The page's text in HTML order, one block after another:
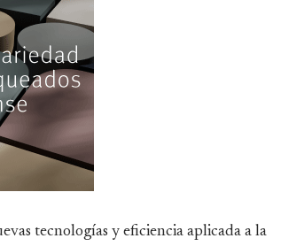
tecnologías y eficiencia aplicada a la